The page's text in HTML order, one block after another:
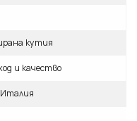
кутия
и качество